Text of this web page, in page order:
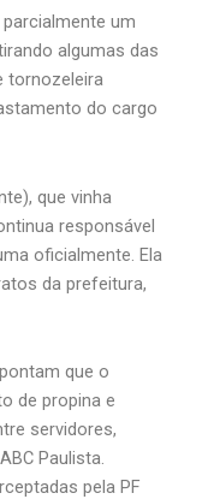
um
algumas das
tornozeleira
do cargo
que vinha
responsável
oficialmente. Ela
da prefeitura,
que o
de propina e
servidores,
Paulista.
pela PF